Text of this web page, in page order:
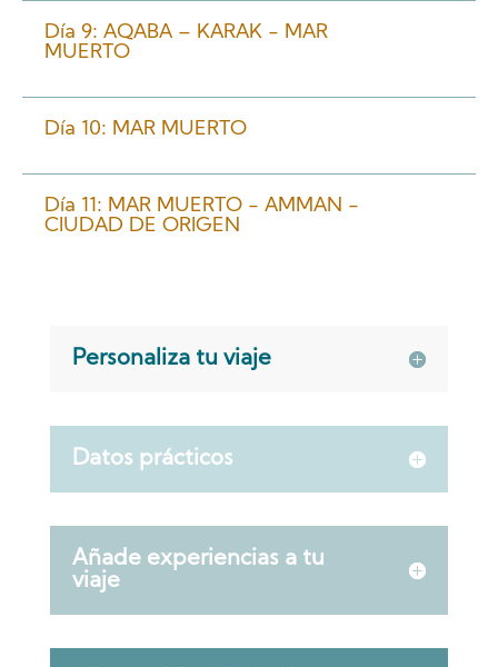
Día 9: AQABA – KARAK - MAR
MUERTO
Día 10: MAR MUERTO
Día 11: MAR MUERTO - AMMAN -
CIUDAD DE ORIGEN
Personaliza tu viaje
Datos prácticos
Añade experiencias a tu
viaje